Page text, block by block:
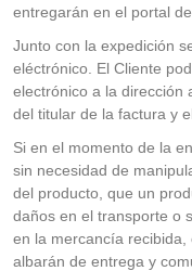
entregarán en el portal
Junto con la expedición
eléctrónico. El Cliente
electrónico a la dirección
del titular de la factura y
Si en el momento de la
sin necesidad de
del producto, que un
daños en el transporte o
en la mercancía
albarán de entrega y